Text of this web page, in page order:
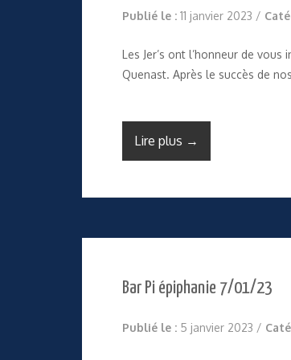
Publié le : 11 janvier 2023 /
Les Jer’s ont l’honneur de
Quenast. Après le succès de
Lire plus →
Bar Pi épiphanie 7/01/23
Publié le : 5 janvier 2023 /